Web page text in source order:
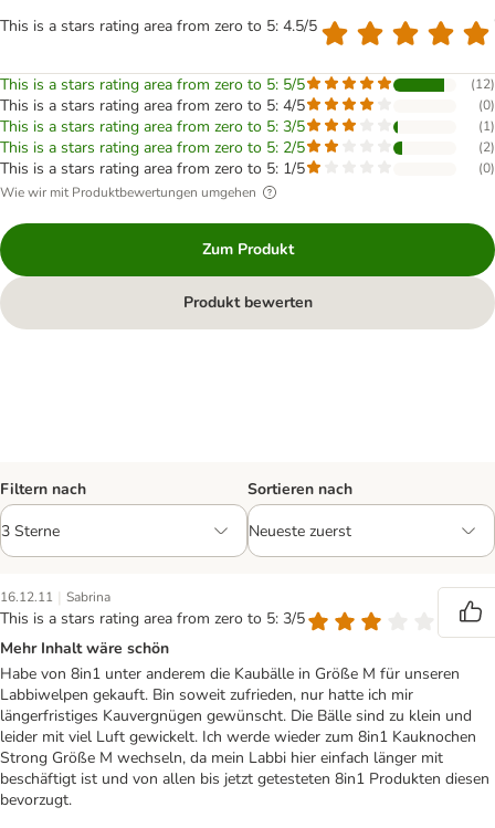
This is a stars rating area from zero to 5: 4.5/5
This is a stars rating area from zero to 5: 5/5 (12)
This is a stars rating area from zero to 5: 4/5 (0)
This is a stars rating area from zero to 5: 3/5 (1)
This is a stars rating area from zero to 5: 2/5 (2)
This is a stars rating area from zero to 5: 1/5 (0)
Wie wir mit Produktbewertungen umgehen
Zum Produkt
Produkt bewerten
Filtern nach Sortieren nach
16.12.11 | Sabrina
This is a stars rating area from zero to 5: 3/5
Mehr Inhalt wäre schön
Habe von 8in1 unter anderem die Kaubälle in Größe M für unseren
Labbiwelpen gekauft. Bin soweit zufrieden, nur hatte ich mir
längerfristiges Kauvergnügen gewünscht. Die Bälle sind zu klein und
leider mit viel Luft gewickelt. Ich werde wieder zum 8in1 Kauknochen
Strong Größe M wechseln, da mein Labbi hier einfach länger mit
beschäftigt ist und von allen bis jetzt getesteten 8in1 Produkten diesen
bevorzugt.